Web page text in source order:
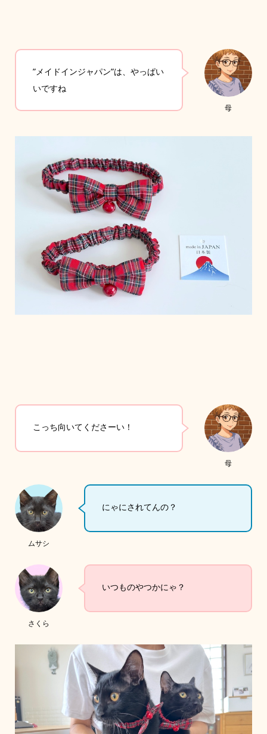
母
”メイドインジャパン”は、やっぱい
いですね
母
こっち向いてくださーい！
ムサシ
にゃにされてんの？
さくら
いつものやつかにゃ？